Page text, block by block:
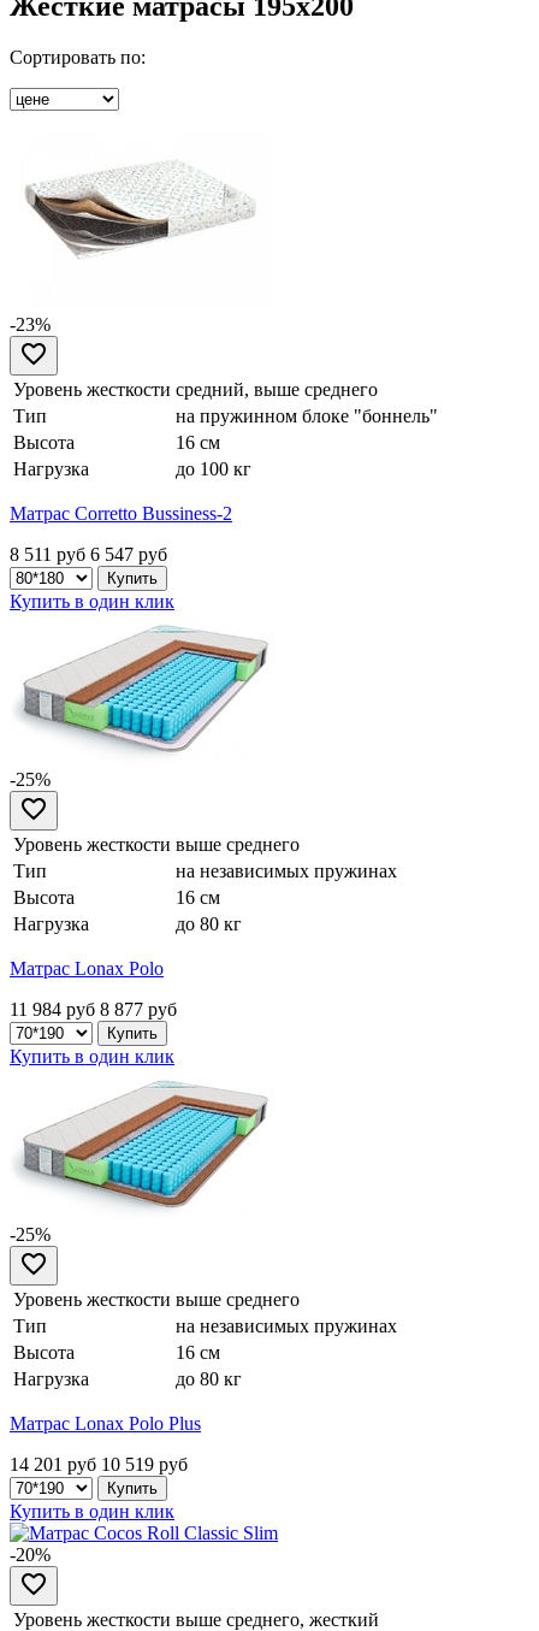
Сортировать по:
-23%
Уровень жесткости средний, выше среднего
Тип
на пружинном блоке "боннель"
Высота
16 см
Нагрузка
до 100 кг
Матрас Corretto Bussiness-2
8 511 руб 6 547 руб
Купить в один клик
-25%
Уровень жесткости выше среднего
Тип
на независимых пружинах
Высота
16 см
Нагрузка
до 80 кг
Матрас Lonax Polo
11 984 руб 8 877 руб
Купить в один клик
-25%
Уровень жесткости выше среднего
Тип
на независимых пружинах
Высота
16 см
Нагрузка
до 80 кг
Матрас Lonax Polo Plus
14 201 руб 10 519 руб
Купить в один клик
-20%
Уровень жесткости выше среднего, жесткий